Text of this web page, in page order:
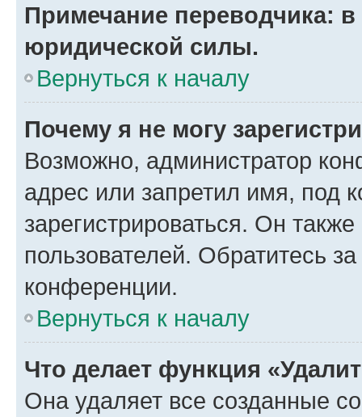
Примечание переводчика:
юридической силы.
Вернуться к началу
Почему я не могу
Возможно, администратор
адрес или запретил имя, под
зарегистрироваться. Он
пользователей. Обратитесь
конференции.
Вернуться к началу
Что делает функция
Она удаляет все созданные